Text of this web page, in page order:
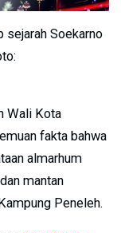
sejarah Soekarno
Wali Kota
fakta bahwa
almarhum
mantan
Peneleh.